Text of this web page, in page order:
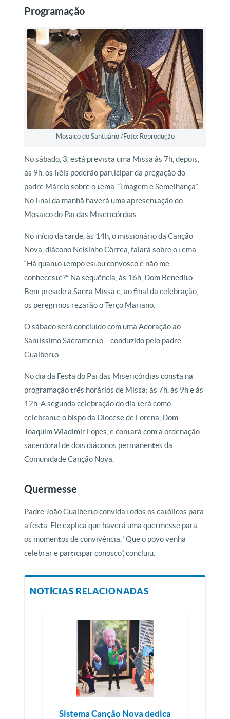
Programação
Mosaico do Santuário /Foto: Reprodução
No sábado, 3, está prevista uma Missa às 7h, depois,
às 9h, os fiéis poderão participar da pregação do
padre Márcio sobre o tema: “Imagem e Semelhança”.
No final da manhã haverá uma apresentação do
Mosaico do Pai das Misericórdias.
No início da tarde, às 14h, o missionário da Canção
Nova, diácono Nelsinho Côrrea, falará sobre o tema:
“Há quanto tempo estou convosco e não me
conheceste?”. Na sequência, às 16h, Dom Benedito
Beni preside a Santa Missa e, ao final da celebração,
os peregrinos rezarão o Terço Mariano.
O sábado será concluído com uma Adoração ao
Santíssimo Sacramento – conduzido pelo padre
Gualberto.
No dia da Festa do Pai das Misericórdias consta na
programação três horários de Missa: às 7h, às 9h e às
12h. A segunda celebração do dia terá como
celebrante o bispo da Diocese de Lorena, Dom
Joaquim Wladimir Lopes, e contará com a ordenação
sacerdotal de dois diáconos permanentes da
Comunidade Canção Nova.
Quermesse
Padre João Gualberto convida todos os católicos para
a festa. Ele explica que haverá uma quermesse para
os momentos de convivência. “Que o povo venha
celebrar e participar conosco”, concluiu.
NOTÍCIAS RELACIONADAS
Sistema Canção Nova dedica